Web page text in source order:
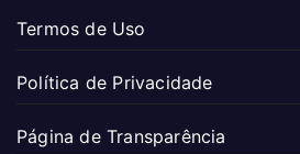
Termos de Uso
Política de Privacidade
Página de Transparência